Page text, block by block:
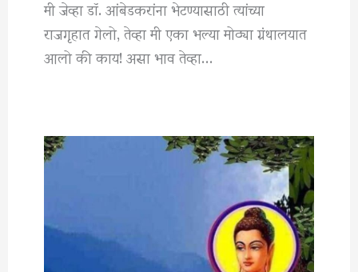
राजगृहात गेलो, तेव्हा मी एका भल्या मोठ्या ग्रंथालयात
आलो की काय! असा भाव तेव्हा…